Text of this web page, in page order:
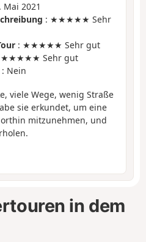
Mai 2021
: ★★★★★ Sehr
: ★★★★★ Sehr gut
★★★★★ Sehr gut
: Nein
viele Wege, wenig Straße
sie erkundet, um eine
mitzunehmen, und
in dem